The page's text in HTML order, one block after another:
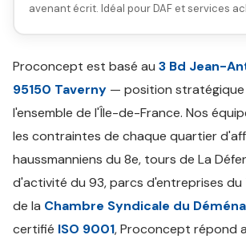
avenant écrit. Idéal pour DAF et services
Proconcept est basé au 3 Bd Jean-
95150 Taverny — position
l'ensemble de l'Île-de-France. Nos
les contraintes de chaque quartier
haussmanniens du 8e, tours de La
d'activité du 93, parcs d'entreprises du
de la Chambre Syndicale du
certifié ISO 9001, Proconcept répond